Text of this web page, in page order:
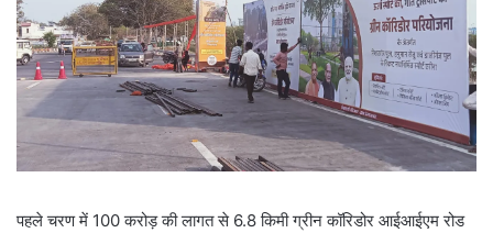
पहले चरण में 100 करोड़ की लागत से 6.8 किमी ग्रीन कॉरिडोर आईआईएम रोड